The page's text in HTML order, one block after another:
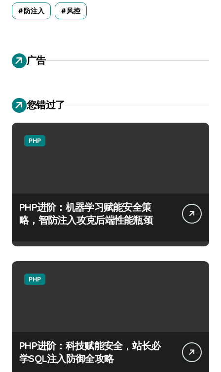
防注入 风控
广告
您错过了
PHP
PHP进阶：机器学习赋能安全策
略，智防注入攻克后端性能瓶颈
PHP
PHP进阶：科技赋能安全，站长必
学SQL注入防御全攻略